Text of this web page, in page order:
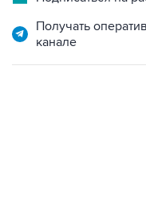
Получать
канале